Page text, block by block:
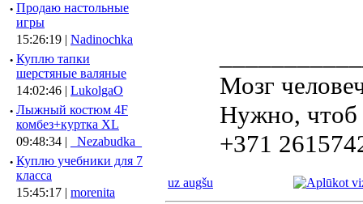
· Продаю настольные
игры
15:26:19 | Nadinochka
· Куплю тапки
шерстяные валяные
14:02:46 | LukolgaO
· Лыжный костюм 4F
комбез+куртка XL
09:48:34 |
_Nezabudka_
· Куплю учебники для 7
класса
15:45:17 | morenita
Мозг
Нужно, чтоб
+371
uz augšu